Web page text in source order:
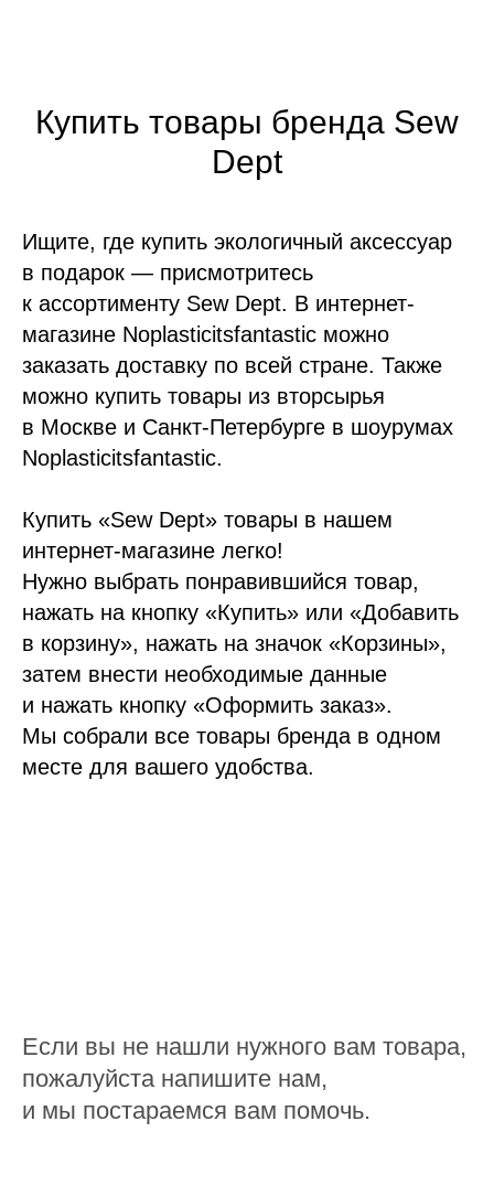
Купить товары бренда Sew
Dept
Ищите, где купить экологичный аксессуар
в подарок — присмотритесь
к ассортименту Sew Dept. В интернет-
магазине Noplasticitsfantastic можно
заказать доставку по всей стране. Также
можно купить товары из вторсырья
в Москве и Санкт-Петербурге в шоурумах
Noplasticitsfantastic.
Купить «Sew Dept» товары в нашем
интернет-магазине легко!
Нужно выбрать понравившийся товар,
нажать на кнопку «Купить» или «Добавить
в корзину», нажать на значок «Корзины»,
затем внести необходимые данные
и нажать кнопку «Оформить заказ».
Мы собрали все товары бренда в одном
месте для вашего удобства.
Если вы не нашли нужного вам товара,
пожалуйста напишите нам,
и мы постараемся вам помочь.